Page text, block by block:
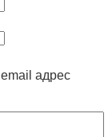
адрес